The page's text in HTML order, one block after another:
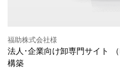
福助株式会社様
法人･企業向け卸専門サイト
構築